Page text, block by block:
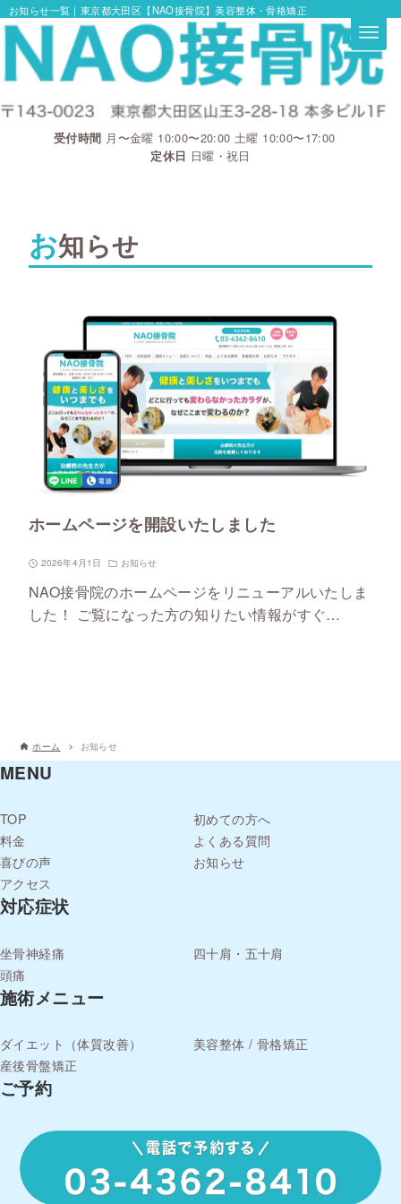
お知らせ一覧 ｜東京都大田区【NAO接骨院】美容整体・骨格矯正
受付時間 月〜金曜 10:00〜20:00 土曜 10:00〜17:00
定休日 日曜・祝日
お知らせ
ホームページを開設いたしました
2026年4月1日 お知らせ
NAO接骨院のホームページをリニューアルいたしま
した！ ご覧になった方の知りたい情報がすぐ…
ホーム お知らせ
MENU
TOP
初めての方へ
料金
よくある質問
喜びの声
お知らせ
アクセス
対応症状
坐骨神経痛
四十肩・五十肩
頭痛
施術メニュー
ダイエット（体質改善）
美容整体 / 骨格矯正
産後骨盤矯正
ご予約